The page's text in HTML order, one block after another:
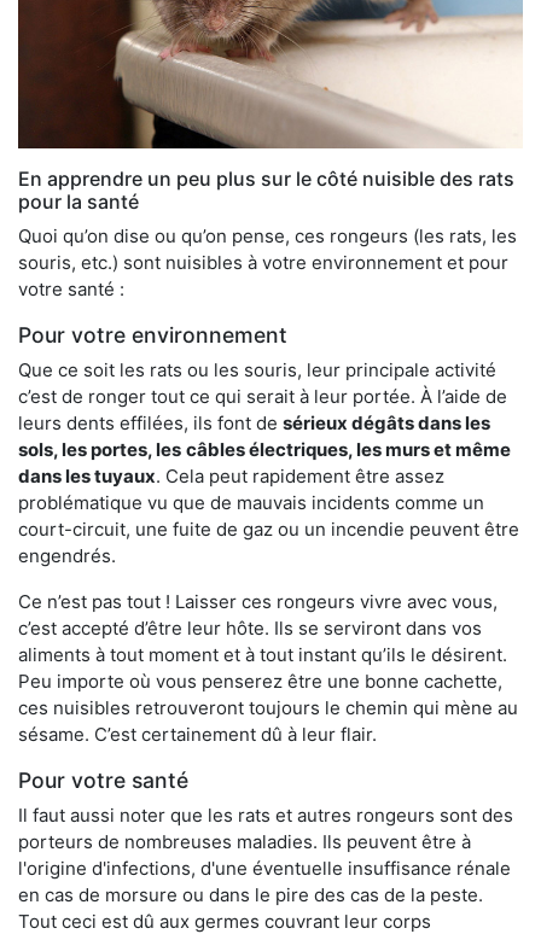
En apprendre un peu plus sur le côté nuisible des rats
pour la santé
Quoi qu’on dise ou qu’on pense, ces rongeurs (les rats, les
souris, etc.) sont nuisibles à votre environnement et pour
votre santé :
Pour votre environnement
Que ce soit les rats ou les souris, leur principale activité
c’est de ronger tout ce qui serait à leur portée. À l’aide de
leurs dents effilées, ils font de sérieux dégâts dans les
sols, les portes, les câbles électriques, les murs et même
dans les tuyaux. Cela peut rapidement être assez
problématique vu que de mauvais incidents comme un
court-circuit, une fuite de gaz ou un incendie peuvent être
engendrés.
Ce n’est pas tout ! Laisser ces rongeurs vivre avec vous,
c’est accepté d’être leur hôte. Ils se serviront dans vos
aliments à tout moment et à tout instant qu’ils le désirent.
Peu importe où vous penserez être une bonne cachette,
ces nuisibles retrouveront toujours le chemin qui mène au
sésame. C’est certainement dû à leur flair.
Pour votre santé
Il faut aussi noter que les rats et autres rongeurs sont des
porteurs de nombreuses maladies. Ils peuvent être à
l'origine d'infections, d'une éventuelle insuffisance rénale
en cas de morsure ou dans le pire des cas de la peste.
Tout ceci est dû aux germes couvrant leur corps